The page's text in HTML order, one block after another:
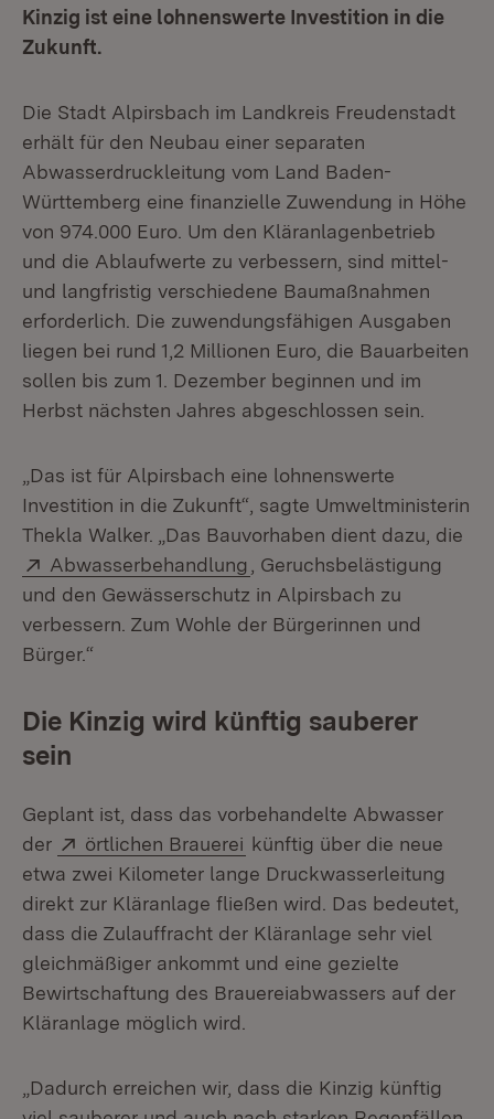
Kinzig ist eine lohnenswerte Investition in die
Zukunft.
Die Stadt Alpirsbach im Landkreis Freudenstadt
erhält für den Neubau einer separaten
Abwasserdruckleitung vom Land Baden-
Württemberg eine finanzielle Zuwendung in Höhe
von 974.000 Euro. Um den Kläranlagenbetrieb
und die Ablaufwerte zu verbessern, sind mittel-
und langfristig verschiedene Baumaßnahmen
erforderlich. Die zuwendungsfähigen Ausgaben
liegen bei rund 1,2 Millionen Euro, die Bauarbeiten
sollen bis zum 1. Dezember beginnen und im
Herbst nächsten Jahres abgeschlossen sein.
„Das ist für Alpirsbach eine lohnenswerte
Investition in die Zukunft“, sagte Umweltministerin
Thekla Walker. „Das Bauvorhaben dient dazu, die
Extern:
Abwasserbehandlung (Öffnet in neuem Fenster)
, Geruchsbelästigung
und den Gewässerschutz in Alpirsbach zu
verbessern. Zum Wohle der Bürgerinnen und
Bürger.“
Die Kinzig wird künftig sauberer
sein
Geplant ist, dass das vorbehandelte Abwasser
der
Extern:
örtlichen Brauerei (Öffnet in neuem Fenster)
künftig über die neue
etwa zwei Kilometer lange Druckwasserleitung
direkt zur Kläranlage fließen wird. Das bedeutet,
dass die Zulauffracht der Kläranlage sehr viel
gleichmäßiger ankommt und eine gezielte
Bewirtschaftung des Brauereiabwassers auf der
Kläranlage möglich wird.
„Dadurch erreichen wir, dass die Kinzig künftig